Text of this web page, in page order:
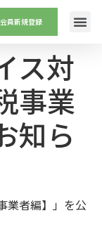
員新規登録
ス対
事業
知ら
業者編】」を公